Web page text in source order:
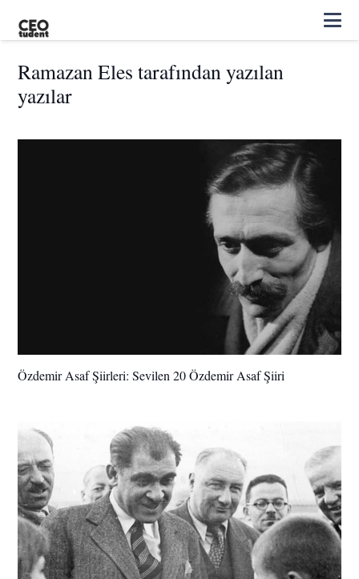
Ramazan Eles tarafından yazılan
yazılar
Özdemir Asaf Şiirleri: Sevilen 20 Özdemir Asaf Şiiri